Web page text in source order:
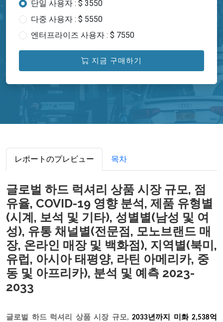
단일 사용자 : $ 3550
다중 사용자 : $ 5550
엔터프라이즈 사용자 : $ 7550
지금 구매하기
レポートのプレビュー 목차
글로벌 하드 럭셔리 상품 시장 규모, 점
유율, COVID-19 영향 분석, 제품 유형별
(시계, 보석 및 기타), 성별별(남성 및 여
성), 유통 채널별(전문점, 모노브랜드 매
장, 온라인 매장 및 백화점), 지역별(북미,
유럽, 아시아 태평양, 라틴 아메리카, 중
동 및 아프리카), 분석 및 예측 2023-
2033
글로벌 하드 럭셔리 상품 시장 규모, 2033년까지 미화 2,538억